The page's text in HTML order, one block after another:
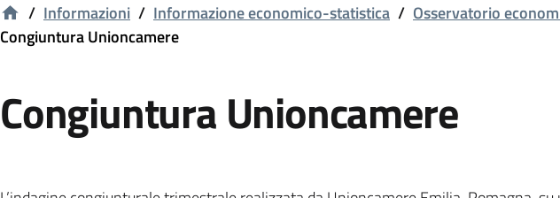
/ Informazioni / Informazione economico-statistica / Osservatorio
Congiuntura Unioncamere
Congiuntura Unioncamere